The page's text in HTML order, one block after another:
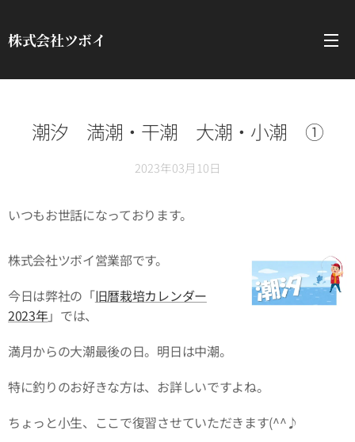
株式会社ツボイ
潮汐 満潮・干潮 大潮・小潮 ①
2023年03月10日
いつもお世話になっております。
株式会社ツボイ営業部です。
今日は弊社の「旧暦栽培カレンダー
2023年」では、
満月からの大潮最後の日。明日は中潮。
特に釣りのお好きな方は、お詳しいですよね。
ちょっと小生、ここで復習させていただきます(^^♪